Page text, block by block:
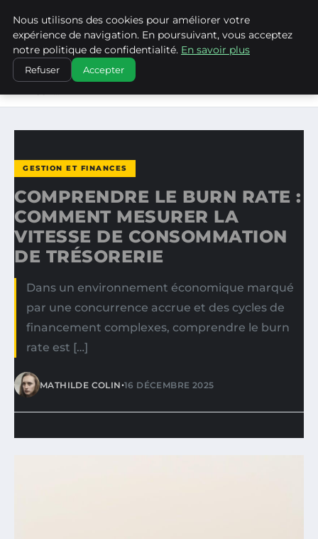
WP CAPE
ACCUEIL
GESTION ET FINANCES
COMPRENDRE LE BURN RATE : COMMENT MESURER LA
GESTION ET FINANCES
COMPRENDRE LE BURN RATE :
COMMENT MESURER LA
VITESSE DE CONSOMMATION
DE TRÉSORERIE
Dans un environnement économique marqué
par une concurrence accrue et des cycles de
financement complexes, comprendre le burn
rate est […]
MATHILDE COLIN•16 DÉCEMBRE 2025
Nous utilisons des cookies pour améliorer votre
expérience de navigation. En poursuivant, vous acceptez
notre politique de confidentialité. En savoir plus
Refuser Accepter